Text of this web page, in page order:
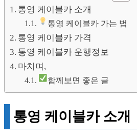
통영 케이블카 소개
통영 케이블카 가는 법
통영 케이블카 가격
통영 케이블카 운행정보
마치며,
함께보면 좋은 글
통영 케이블카 소개